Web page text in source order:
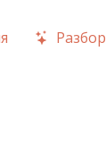
Разбор